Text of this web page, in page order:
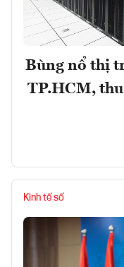
Bùng nổ thị
TP.HCM,
Kinh tế số